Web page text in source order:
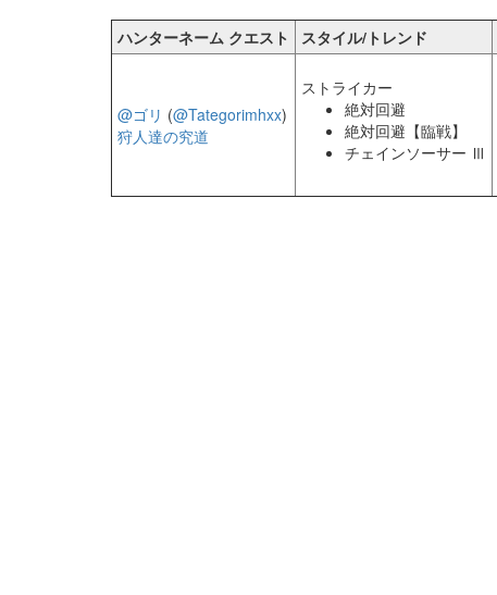
ハンターネーム クエスト スタイル/トレンド
@ゴリ (@Tategorimhxx)
狩人達の究道
ストライカー
絶対回避
絶対回避【臨戦】
チェインソーサー Ⅲ